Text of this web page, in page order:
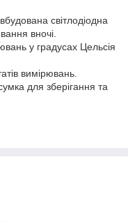
світлодіодна
вночі.
у градусах Цельсія
вимірювань.
для зберігання та